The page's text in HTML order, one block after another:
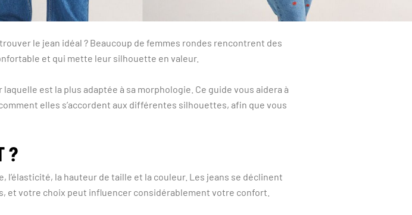
le jean idéal ? Beaucoup de femmes rondes rencontrent des
et qui mette leur silhouette en valeur.
est la plus adaptée à sa morphologie. Ce guide vous aidera à
elles s’accordent aux différentes silhouettes, afin que vous
?
l’élasticité, la hauteur de taille et la couleur. Les jeans se déclinent
et votre choix peut influencer considérablement votre confort.